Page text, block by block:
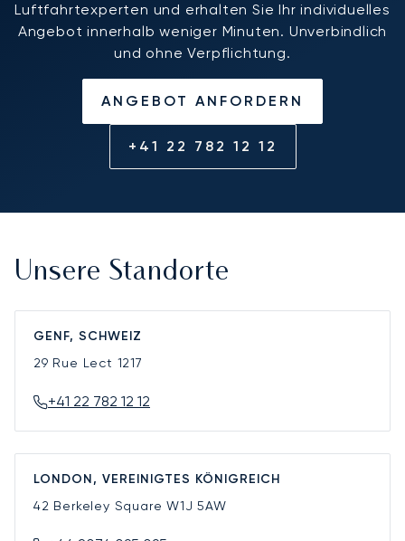
Luftfahrtexperten und erhalten Sie Ihr individuelles
Angebot innerhalb weniger Minuten. Unverbindlich
und ohne Verpflichtung.
ANGEBOT ANFORDERN
+41 22 782 12 12
Unsere Standorte
GENF, SCHWEIZ
29 Rue Lect 1217
+41 22 782 12 12
LONDON, VEREINIGTES KÖNIGREICH
42 Berkeley SquareW1J 5AW